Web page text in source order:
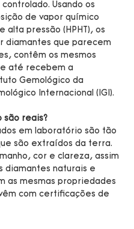
Usando os
de vapor químico
alta pressão (HPHT), os
diamantes que parecem
contêm os mesmos
até recebem a
Gemológico da
Internacional (IGI).
são reais?
em laboratório são tão
são extraídos da terra.
cor e clareza, assim
diamantes naturais e
as mesmas propriedades
com certificações de